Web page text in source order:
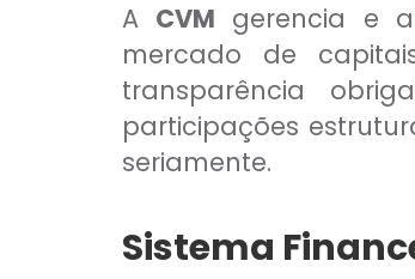
A CVM gerencia e
mercado de
transparência
participações
seriamente.
Sistema